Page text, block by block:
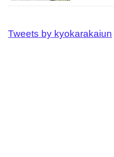
Tweets by kyokarakaiun